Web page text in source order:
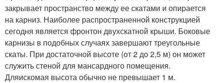
закрывает пространство между ее скатами и опирается
на карниз. Наиболее распространенной конструкцией
сегодня является фронтон двухскатной крыши. Боковые
карнизы в подобных случаях завершают треугольные
скаты. При достаточной высоте (от 2 до 2,5 м) он может
служить стеной для мансардного помещения.
Дляискомая высота обычно не превышает 1 м.